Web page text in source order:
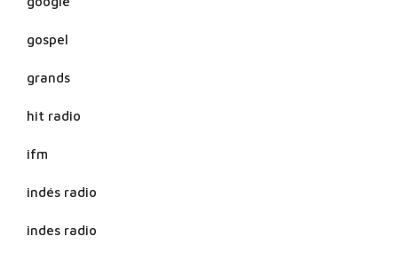
gospel
grands
hit radio
ifm
indés radio
indes radio